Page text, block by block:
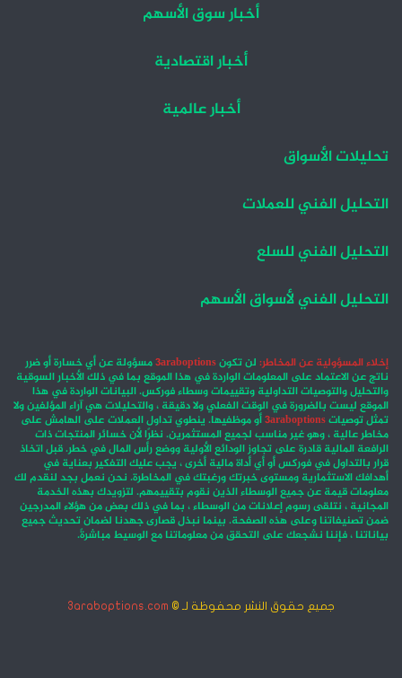
أخبار سوق الأسهم
أخبار اقتصادية
أخبار عالمية
تحليلات الأسواق
التحليل الفني للعملات
التحليل الفني للسلع
التحليل الفني لأسواق الأسهم
إخلاء المسؤولية عن المخاطر: لن تكون3araboptionsمسؤولة عن أي خسارة أو ضرر
ناتج عن الاعتماد على المعلومات الواردة في هذا الموقع بما في ذلك الأخبار السوقية
والتحليل والتوصيات التداولية وتقييمات وسطاء فوركس. البيانات الواردة في هذا
الموقع ليست بالضرورة في الوقت الفعلي ولا دقيقة ، والتحليلات هي آراء المؤلفين ولا
تمثل توصيات3araboptionsأو موظفيها. ينطوي تداول العملات على الهامش على
مخاطر عالية ، وهو غير مناسب لجميع المستثمرين. نظرًا لأن خسائر المنتجات ذات
الرافعة المالية قادرة على تجاوز الودائع الأولية ووضع رأس المال في خطر. قبل اتخاذ
قرار بالتداول في فوركس أو أي أداة مالية أخرى ، يجب عليك التفكير بعناية في
أهدافك الاستثمارية ومستوى خبرتك ورغبتك في المخاطرة. نحن نعمل بجد لنقدم لك
معلومات قيمة عن جميع الوسطاء الذين نقوم بتقييمهم. لتزويدك بهذه الخدمة
المجانية ، نتلقى رسوم إعلانات من الوسطاء ، بما في ذلك بعض من هؤلاء المدرجين
ضمن تصنيفاتنا وعلى هذه الصفحة. بينما نبذل قصارى جهدنا لضمان تحديث جميع
بياناتنا ، فإننا نشجعك على التحقق من معلوماتنا مع الوسيط مباشرةً.
جميع حقوق النشر محفوظة لـ © 3araboptions.com